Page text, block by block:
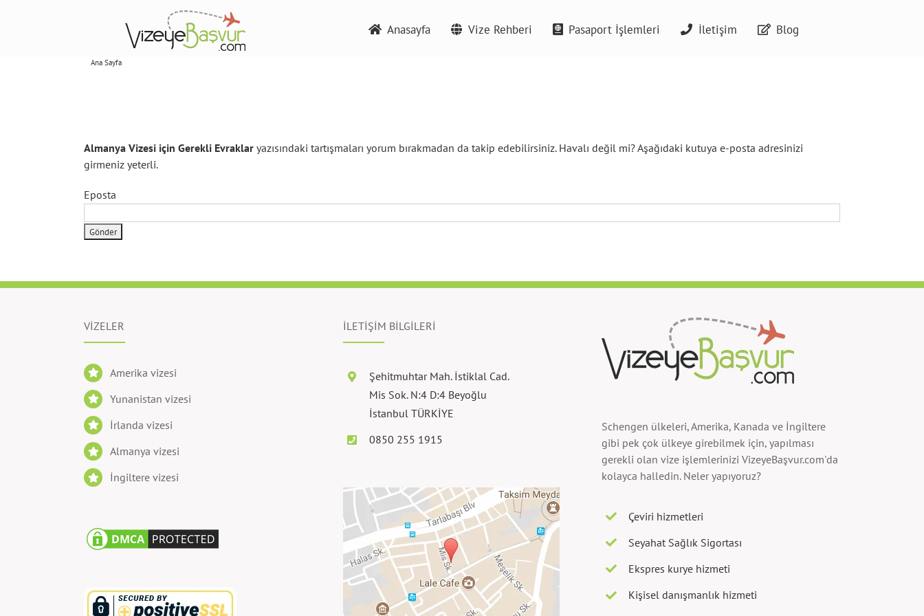
Anasayfa Vize Rehberi Pasaport İşlemleri İletişim Blog
Ana Sayfa
Almanya Vizesi için Gerekli Evraklar yazısındaki tartışmaları yorum bırakmadan da takip edebilirsiniz. Havalı değil mi? Aşağıdaki kutuya e-posta adresinizi
girmeniz yeterli.
Eposta
VİZELER
Amerika vizesi
Yunanistan vizesi
İrlanda vizesi
Almanya vizesi
İngiltere vizesi
İLETİŞİM BİLGİLERİ
Şehitmuhtar Mah. İstiklal Cad.
Mis Sok. N:4 D:4 Beyoğlu
İstanbul TÜRKİYE
0850 255 1915
Schengen ülkeleri, Amerika, Kanada ve İngiltere
gibi pek çok ülkeye girebilmek için, yapılması
gerekli olan vize işlemlerinizi VizeyeBaşvur.com'da
kolayca halledin. Neler yapıyoruz?
Çeviri hizmetleri
Seyahat Sağlık Sigortası
Ekspres kurye hizmeti
Kişisel danışmanlık hizmeti